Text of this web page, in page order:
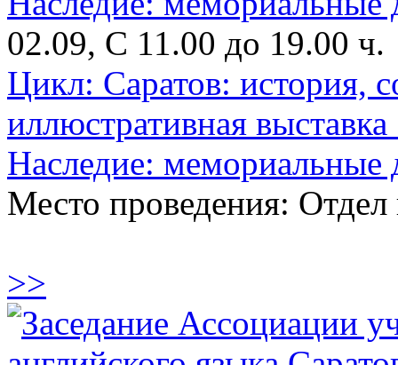
02.09, С 11.00 до 19.00 ч.
Цикл: Саратов: история,
иллюстративная
Наследие: мемориальные
Место проведения: Отдел
>>